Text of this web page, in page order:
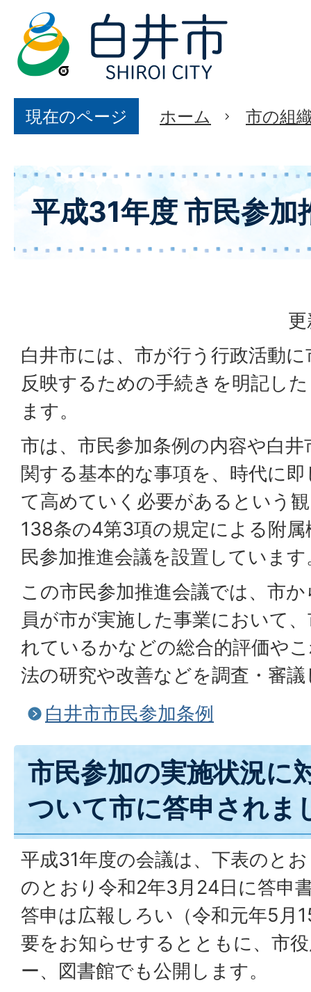
現在のページ ホーム 市の組
平成31年度 市民参加
白井市には、市が行う行政活動
反映するための手続きを明記し
ます。
市は、市民参加条例の内容や白
関する基本的な事項を、時代に
て高めていく必要があるという
138条の4第3項の規定による附
民参加推進会議を設置しています
この市民参加推進会議では、市
員が市が実施した事業において
れているかなどの総合的評価や
法の研究や改善などを調査・審
白井市市民参加条例
市民参加の実施状況に
ついて市に答申されま
平成31年度の会議は、下表のと
のとおり令和2年3月24日に答申
答申は広報しろい（令和元年5月
要をお知らせするとともに、市
ー、図書館でも公開します。